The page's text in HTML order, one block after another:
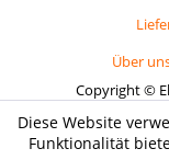
Über
Copyright ©
Diese Website
Funktionalität